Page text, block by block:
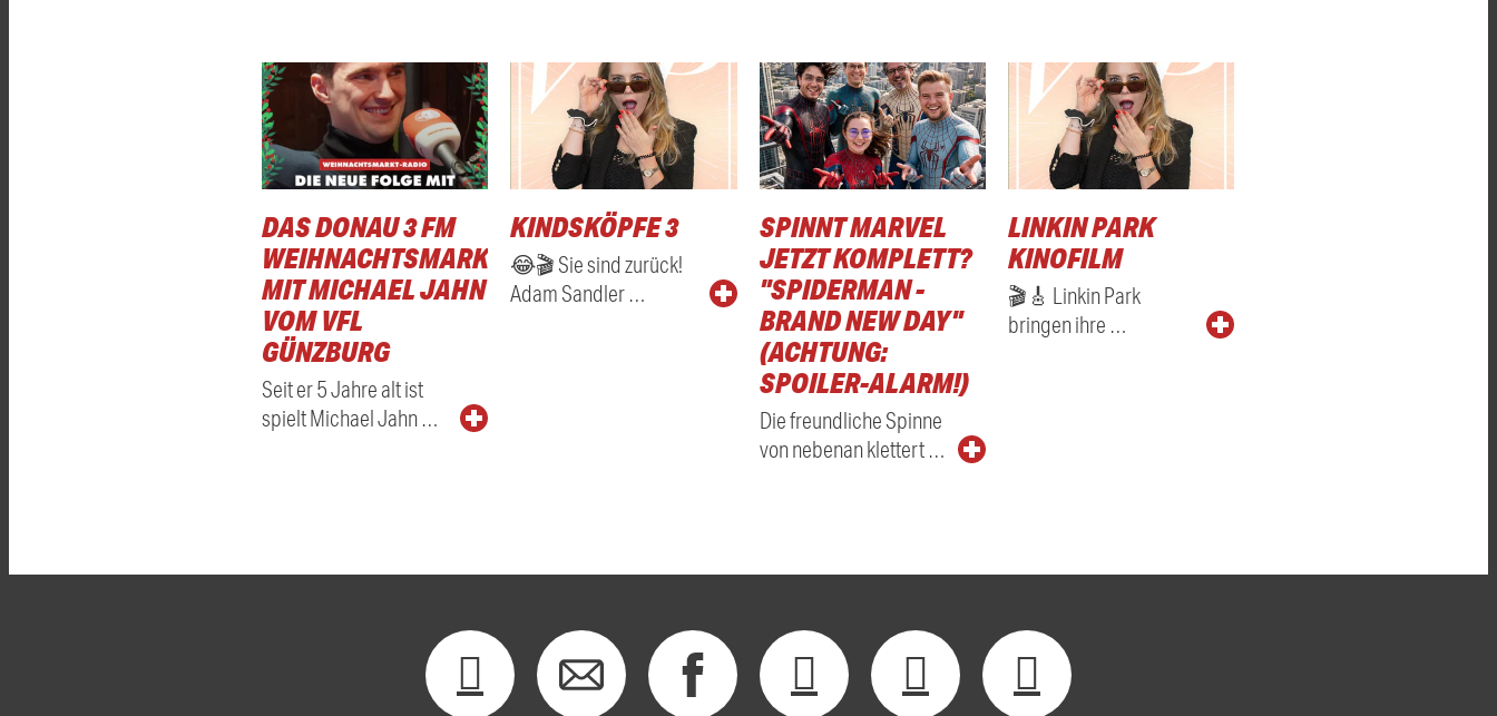
DAS DONAU 3 FM
WEIHNACHTSMARKTRADIO
MIT MICHAEL JAHN
VOM VFL
GÜNZBURG
Seit er 5 Jahre alt ist
spielt Michael Jahn …
KINDSKÖPFE 3
😂🎬 Sie sind zurück!
Adam Sandler …
SPINNT MARVEL
JETZT KOMPLETT?
"SPIDERMAN -
BRAND NEW DAY"
(ACHTUNG:
SPOILER-ALARM!)
Die freundliche Spinne
von nebenan klettert …
LINKIN PARK
KINOFILM
🎬🎸 Linkin Park
bringen ihre …